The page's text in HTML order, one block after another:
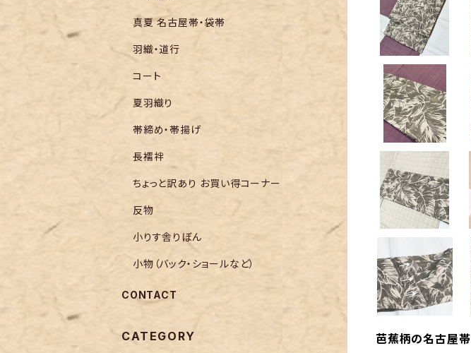
芭蕉柄の名古屋帯
真夏 名古屋帯・袋帯
羽織・道行
コート
夏羽織り
帯締め・帯揚げ
長襦袢
ちょっと訳あり お買い得コーナー
反物
小りす舎りぼん
小物（バック・ショールなど）
CONTACT
CATEGORY